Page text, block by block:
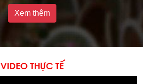
Xem thêm
VIDEO THỰC TẾ